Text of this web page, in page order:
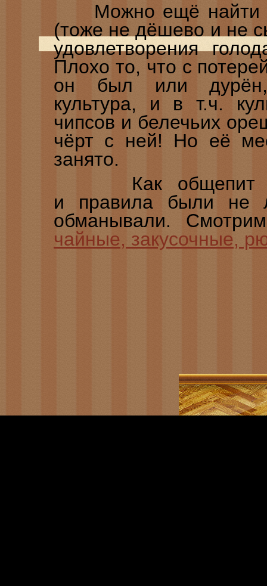
Можно ещё найти
(тоже не дёшево и не
удовлетворения
Плохо то, что с
он был или дурён,
культура, и в т.ч.
чипсов и белечьих
чёрт с ней! Но её
занято.
Как общепит
и правила были не
обманывали.
чайные, закусочные,